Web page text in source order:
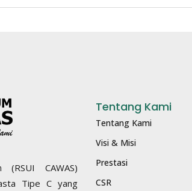
CAWAS)
Tipe C yang
Tentang Kami
Tentang Kami
Visi & Misi
Prestasi
CSR